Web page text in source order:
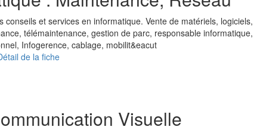
conseils et services en informatique. Vente de matériels, logiciels,
télémaintenance, gestion de parc, responsable informatique,
Infogerence, cablage, mobilit&eacut
de la fiche
Visuelle